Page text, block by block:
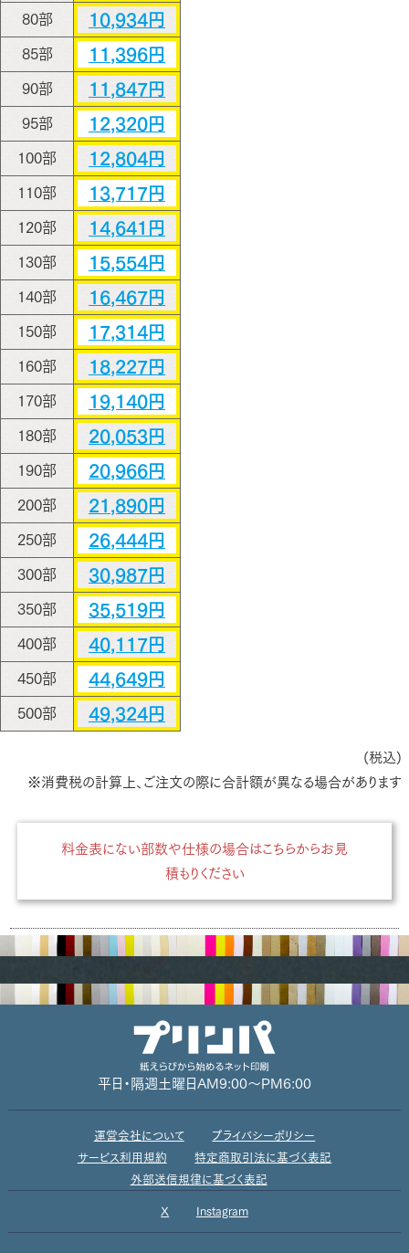
80部 10,934円
85部 11,396円
90部 11,847円
95部 12,320円
100部 12,804円
110部 13,717円
120部 14,641円
130部 15,554円
140部 16,467円
150部 17,314円
160部 18,227円
170部 19,140円
180部 20,053円
190部 20,966円
200部 21,890円
250部 26,444円
300部 30,987円
350部 35,519円
400部 40,117円
450部 44,649円
500部 49,324円
(税込)
※消費税の計算上、ご注文の際に合計額が異なる場合があります
料金表にない部数や仕様の場合はこちらからお見
積もりください
平日・隔週土曜日 AM9:00～PM6:00
運営会社について
プライバシーポリシー
サービス利用規約
特定商取引法に基づく表記
外部送信規律に基づく表記
X Instagram